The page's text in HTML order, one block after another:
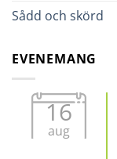
Sådd och skörd
EVENEMANG
16
aug